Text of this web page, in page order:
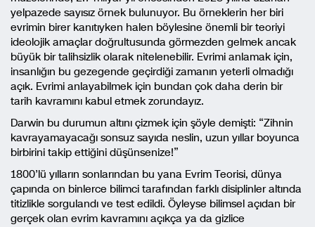
yelpazede sayısız örnek bulunuyor. Bu örneklerin her biri
evrimin birer kanıtıyken halen böylesine önemli bir teoriyi
ideolojik amaçlar doğrultusunda görmezden gelmek ancak
büyük bir talihsizlik olarak nitelenebilir. Evrimi anlamak için,
insanlığın bu gezegende geçirdiği zamanın yeterli olmadığı
açık. Evrimi anlayabilmek için bundan çok daha derin bir
tarih kavramını kabul etmek zorundayız.
Darwin bu durumun altını çizmek için şöyle demişti: “Zihnin
kavrayamayacağı sonsuz sayıda neslin, uzun yıllar boyunca
birbirini takip ettiğini düşünsenize!”
1800’lü yılların sonlarından bu yana Evrim Teorisi, dünya
çapında on binlerce bilimci tarafından farklı disiplinler altında
titizlikle sorgulandı ve test edildi. Öyleyse bilimsel açıdan bir
gerçek olan evrim kavramını açıkça ya da gizlice